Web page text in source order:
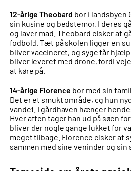
12-årige Theobard bor i landsbyen
sin kusine og bedstemor. I deres
og laver mad. Theobard elsker at
fodbold. Tæt på skolen ligger en
bliver vaccineret, og syge får
bliver leveret med drone, fordi
at køre på.
14-årige Florence bor med sin
Det er et smukt område, og hun
vandet. I gårdhaven hænger
Hver aften tager han ud på søen
bliver der nogle gange lukket for
meget tilbage. Florence elsker at
sammen med sine veninder og sin